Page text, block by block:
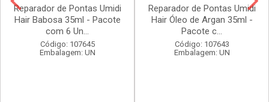
Reparador de Pontas Umidi
Hair Babosa 35ml - Pacote
com 6 Un...
Código: 107645
Embalagem: UN
Reparador de Pontas Umidi
Hair Óleo de Argan 35ml -
Pacote c...
Código: 107643
Embalagem: UN